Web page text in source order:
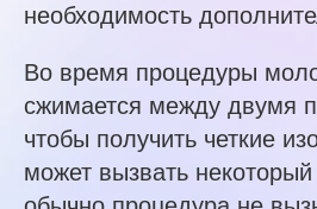
необходимость
Во время процедуры
сжимается между двумя
чтобы получить четкие
может вызвать